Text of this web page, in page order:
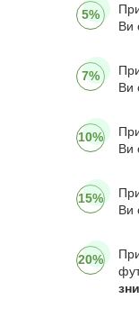
5%
Ви
7%
Ви
10%
Ви
15%
Ви
20%